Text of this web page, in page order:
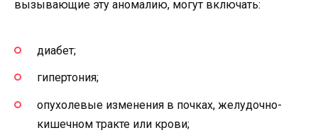
вызывающие эту аномалию, могут включать:
диабет;
гипертония;
опухолевые изменения в почках, желудочно-
кишечном тракте или крови;